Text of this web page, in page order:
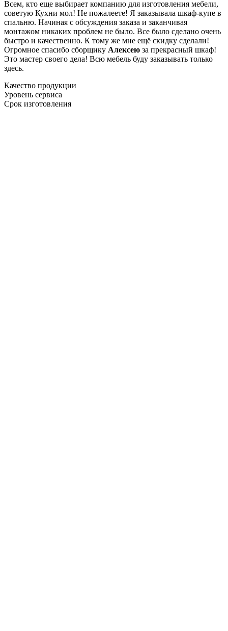
Всем, кто еще выбирает компанию для изготовления мебели,
советую Кухни мол! Не пожалеете! Я заказывала шкаф-купе в
спальню. Начиная с обсуждения заказа и заканчивая
монтажом никаких проблем не было. Все было сделано очень
быстро и качественно. К тому же мне ещё скидку сделали!
Огромное спасибо сборщику Алексею за прекрасный шкаф!
Это мастер своего дела! Всю мебель буду заказывать только
здесь.
Качество продукции
Уровень сервиса
Срок изготовления